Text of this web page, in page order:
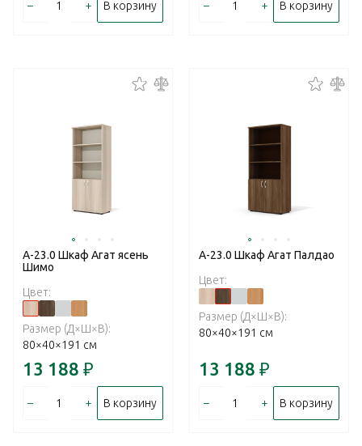
– + В корзину – + В корзину
А-23.0 Шкаф Агат ясень
Шимо
Цвет:
Размер (Д×Ш×В):
80×40×191 см
13 188 ₽
– + В корзину
А-23.0 Шкаф Агат Палдао
Цвет:
Размер (Д×Ш×В):
80×40×191 см
13 188 ₽
– + В корзину